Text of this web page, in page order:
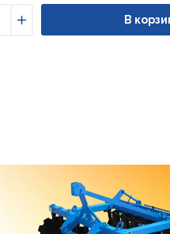
Увеличить
В